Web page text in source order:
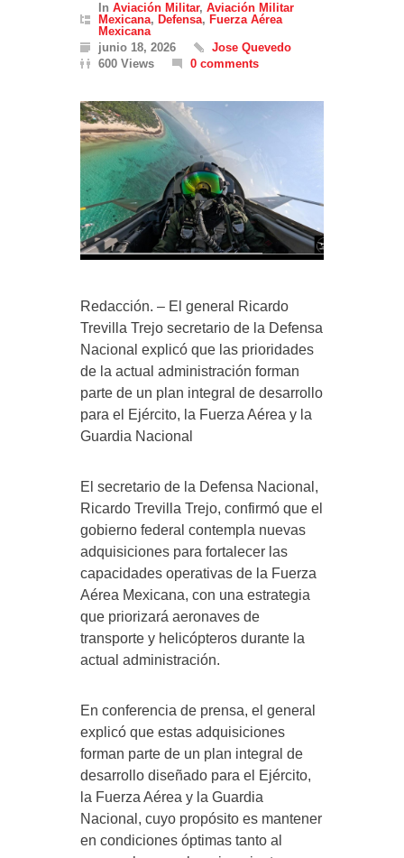
In Aviación Militar, Aviación Militar
Mexicana, Defensa, Fuerza Aérea
Mexicana
junio 18, 2026
Jose Quevedo
600 Views
0 comments
Redacción. – El general Ricardo
Trevilla Trejo secretario de la Defensa
Nacional explicó que las prioridades
de la actual administración forman
parte de un plan integral de desarrollo
para el Ejército, la Fuerza Aérea y la
Guardia Nacional
El secretario de la Defensa Nacional,
Ricardo Trevilla Trejo, confirmó que el
gobierno federal contempla nuevas
adquisiciones para fortalecer las
capacidades operativas de la Fuerza
Aérea Mexicana, con una estrategia
que priorizará aeronaves de
transporte y helicópteros durante la
actual administración.
En conferencia de prensa, el general
explicó que estas adquisiciones
forman parte de un plan integral de
desarrollo diseñado para el Ejército,
la Fuerza Aérea y la Guardia
Nacional, cuyo propósito es mantener
en condiciones óptimas tanto al